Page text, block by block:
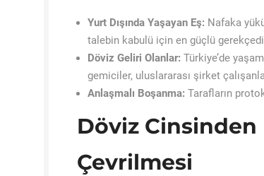
Yurt Dışında Yaşayan Eş: Nafaka
talebin kabulü için en güçlü
Döviz Geliri Olanlar: Türkiye’de
gemiciler, uluslararası şirket
Anlaşmalı Boşanma: Tarafların
Döviz Cinsinden
Çevrilmesi